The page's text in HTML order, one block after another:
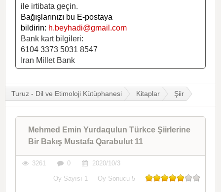
ile irtibata geçin.
Bağışlarınızı bu E-postaya
bildirin: h.beyhadi@gmail.com
Bank kart bilgileri:
6104 3373 5031 8547
Iran Millet Bank
Turuz - Dil ve Etimoloji Kütüphanesi Kitaplar Şiir
Mehmed Emin Yurdaqulun Türkce Şiirlerine
Bir Bakış Mustafa Qarabulut 11
3261 0 2020/10/3
Oy Sayısı 1 Oy Sonucu 5